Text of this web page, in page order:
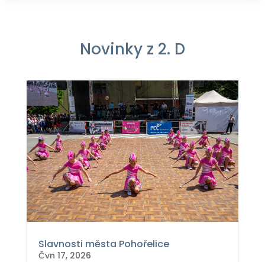
Novinky z 2. D
Slavnosti města Pohořelice
Čvn 17, 2026